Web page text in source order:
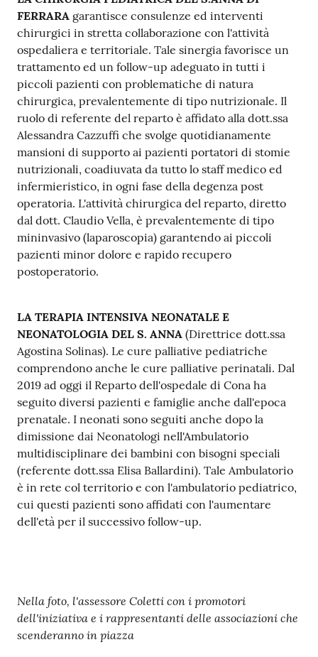
FERRARA garantisce consulenze ed interventi
chirurgici in stretta collaborazione con l'attività
ospedaliera e territoriale. Tale sinergia favorisce un
trattamento ed un follow-up adeguato in tutti i
piccoli pazienti con problematiche di natura
chirurgica, prevalentemente di tipo nutrizionale. Il
ruolo di referente del reparto è affidato alla dott.ssa
Alessandra Cazzuffi che svolge quotidianamente
mansioni di supporto ai pazienti portatori di stomie
nutrizionali, coadiuvata da tutto lo staff medico ed
infermieristico, in ogni fase della degenza post
operatoria. L'attività chirurgica del reparto, diretto
dal dott. Claudio Vella, è prevalentemente di tipo
mininvasivo (laparoscopia) garantendo ai piccoli
pazienti minor dolore e rapido recupero
postoperatorio.
LA TERAPIA INTENSIVA NEONATALE E
NEONATOLOGIA DEL S. ANNA (Direttrice dott.ssa
Agostina Solinas). Le cure palliative pediatriche
comprendono anche le cure palliative perinatali. Dal
2019 ad oggi il Reparto dell'ospedale di Cona ha
seguito diversi pazienti e famiglie anche dall'epoca
prenatale. I neonati sono seguiti anche dopo la
dimissione dai Neonatologi nell'Ambulatorio
multidisciplinare dei bambini con bisogni speciali
(referente dott.ssa Elisa Ballardini). Tale Ambulatorio
è in rete col territorio e con l'ambulatorio pediatrico,
cui questi pazienti sono affidati con l'aumentare
dell'età per il successivo follow-up.
Nella foto, l'assessore Coletti con i promotori
dell'iniziativa e i rappresentanti delle associazioni che
scenderanno in piazza